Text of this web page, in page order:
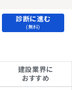
診断に進む
(無料)
建設業界に
おすすめ